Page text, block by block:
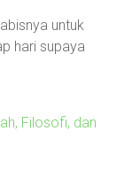
untuk
hari supaya
Filosofi, dan